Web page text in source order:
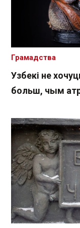
Узбекі не
больш, чым
Грамадства